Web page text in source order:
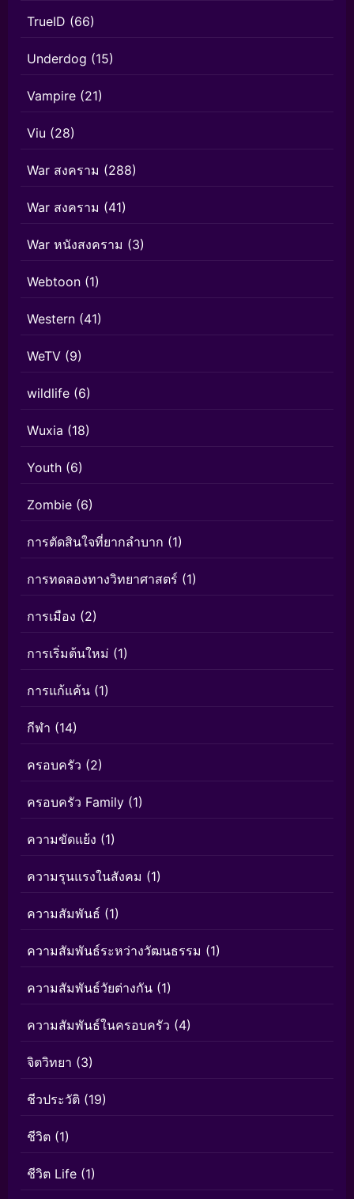
TrueID (66)
Underdog (15)
Vampire (21)
Viu (28)
War สงคราม (288)
War สงคราม (41)
War หนังสงคราม (3)
Webtoon (1)
Western (41)
WeTV (9)
wildlife (6)
Wuxia (18)
Youth (6)
Zombie (6)
การตัดสินใจที่ยากลำบาก (1)
การทดลองทางวิทยาศาสตร์ (1)
การเมือง (2)
การเริ่มต้นใหม่ (1)
การแก้แค้น (1)
กีฬา (14)
ครอบครัว (2)
ครอบครัว Family (1)
ความขัดแย้ง (1)
ความรุนแรงในสังคม (1)
ความสัมพันธ์ (1)
ความสัมพันธ์ระหว่างวัฒนธรรม (1)
ความสัมพันธ์วัยต่างกัน (1)
ความสัมพันธ์ในครอบครัว (4)
จิตวิทยา (3)
ชีวประวัติ (19)
ชีวิต (1)
ชีวิต Life (1)